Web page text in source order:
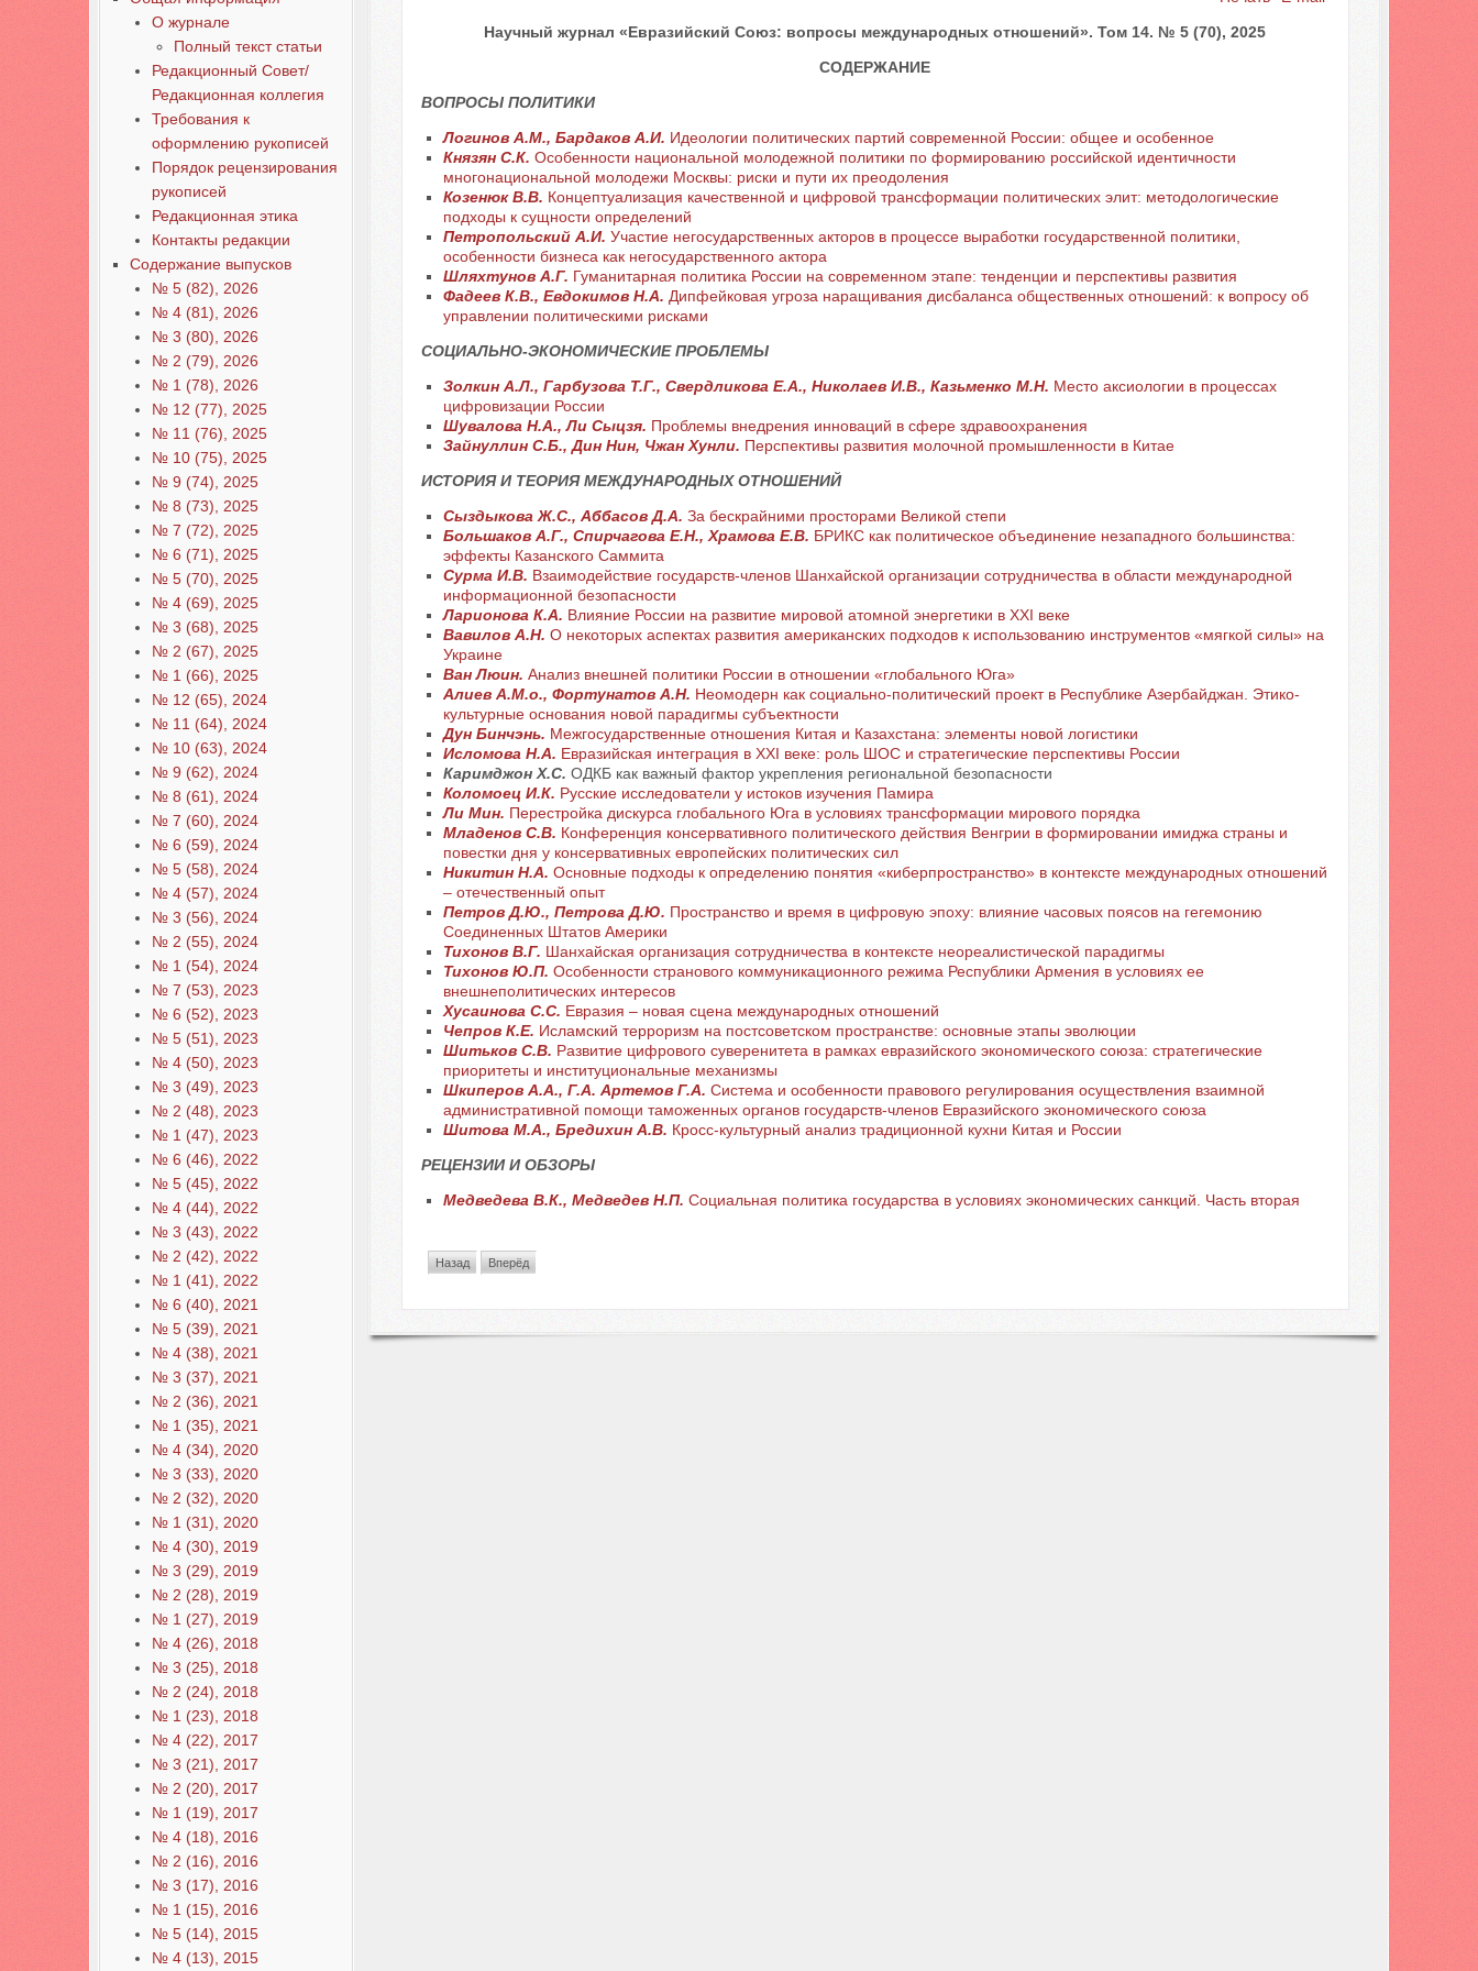
О журнале
Полный текст статьи
Редакционный Совет/
Редакционная коллегия
Требования к
оформлению рукописей
Порядок рецензирования
рукописей
Редакционная этика
Контакты редакции
Содержание выпусков
№ 5 (82), 2026
№ 4 (81), 2026
№ 3 (80), 2026
№ 2 (79), 2026
№ 1 (78), 2026
№ 12 (77), 2025
№ 11 (76), 2025
№ 10 (75), 2025
№ 9 (74), 2025
№ 8 (73), 2025
№ 7 (72), 2025
№ 6 (71), 2025
№ 5 (70), 2025
№ 4 (69), 2025
№ 3 (68), 2025
№ 2 (67), 2025
№ 1 (66), 2025
№ 12 (65), 2024
№ 11 (64), 2024
№ 10 (63), 2024
№ 9 (62), 2024
№ 8 (61), 2024
№ 7 (60), 2024
№ 6 (59), 2024
№ 5 (58), 2024
№ 4 (57), 2024
№ 3 (56), 2024
№ 2 (55), 2024
№ 1 (54), 2024
№ 7 (53), 2023
№ 6 (52), 2023
№ 5 (51), 2023
№ 4 (50), 2023
№ 3 (49), 2023
№ 2 (48), 2023
№ 1 (47), 2023
№ 6 (46), 2022
№ 5 (45), 2022
№ 4 (44), 2022
№ 3 (43), 2022
№ 2 (42), 2022
№ 1 (41), 2022
№ 6 (40), 2021
№ 5 (39), 2021
№ 4 (38), 2021
№ 3 (37), 2021
№ 2 (36), 2021
№ 1 (35), 2021
№ 4 (34), 2020
№ 3 (33), 2020
№ 2 (32), 2020
№ 1 (31), 2020
№ 4 (30), 2019
№ 3 (29), 2019
№ 2 (28), 2019
№ 1 (27), 2019
№ 4 (26), 2018
№ 3 (25), 2018
№ 2 (24), 2018
№ 1 (23), 2018
№ 4 (22), 2017
№ 3 (21), 2017
№ 2 (20), 2017
№ 1 (19), 2017
№ 4 (18), 2016
№ 2 (16), 2016
№ 3 (17), 2016
№ 1 (15), 2016
№ 5 (14), 2015
№ 4 (13), 2015
Научный журнал «Евразийский Союз: вопросы международных отношений». Том 14. № 5 (70), 2025
СОДЕРЖАНИЕ
ВОПРОСЫ ПОЛИТИКИ
Логинов А.М., Бардаков А.И. Идеологии политических партий современной России: общее и особенное
Князян С.К. Особенности национальной молодежной политики по формированию российской идентичности
многонациональной молодежи Москвы: риски и пути их преодоления
Козенюк В.В. Концептуализация качественной и цифровой трансформации политических элит: методологические
подходы к сущности определений
Петропольский А.И. Участие негосударственных акторов в процессе выработки государственной политики,
особенности бизнеса как негосударственного актора
Шляхтунов А.Г. Гуманитарная политика России на современном этапе: тенденции и перспективы развития
Фадеев К.В., Евдокимов Н.А. Дипфейковая угроза наращивания дисбаланса общественных отношений: к вопросу об
управлении политическими рисками
СОЦИАЛЬНО-ЭКОНОМИЧЕСКИЕ ПРОБЛЕМЫ
Золкин А.Л., Гарбузова Т.Г., Свердликова Е.А., Николаев И.В., Казьменко М.Н. Место аксиологии в процессах
цифровизации России
Шувалова Н.А., Ли Сыцзя. Проблемы внедрения инноваций в сфере здравоохранения
Зайнуллин С.Б., Дин Нин, Чжан Хунли. Перспективы развития молочной промышленности в Китае
ИСТОРИЯ И ТЕОРИЯ МЕЖДУНАРОДНЫХ ОТНОШЕНИЙ
Сыздыкова Ж.С., Аббасов Д.А. За бескрайними просторами Великой степи
Большаков А.Г., Спирчагова Е.Н., Храмова Е.В. БРИКС как политическое объединение незападного большинства:
эффекты Казанского Саммита
Сурма И.В. Взаимодействие государств-членов Шанхайской организации сотрудничества в области международной
информационной безопасности
Ларионова К.А. Влияние России на развитие мировой атомной энергетики в XXI веке
Вавилов А.Н. О некоторых аспектах развития американских подходов к использованию инструментов «мягкой силы» на
Украине
Ван Люин. Анализ внешней политики России в отношении «глобального Юга»
Алиев А.М.o., Фортунатов А.Н. Неомодерн как социально-политический проект в Республике Азербайджан. Этико-
культурные основания новой парадигмы субъектности
Дун Бинчэнь. Межгосударственные отношения Китая и Казахстана: элементы новой логистики
Исломова Н.А. Евразийская интеграция в XXI веке: роль ШОС и стратегические перспективы России
Каримджон Х.С. ОДКБ как важный фактор укрепления региональной безопасности
Коломоец И.К. Русские исследователи у истоков изучения Памира
Ли Мин. Перестройка дискурса глобального Юга в условиях трансформации мирового порядка
Младенов С.В. Конференция консервативного политического действия Венгрии в формировании имиджа страны и
повестки дня у консервативных европейских политических сил
Никитин Н.А. Основные подходы к определению понятия «киберпространство» в контексте международных отношений
– отечественный опыт
Петров Д.Ю., Петрова Д.Ю. Пространство и время в цифровую эпоху: влияние часовых поясов на гегемонию
Соединенных Штатов Америки
Тихонов В.Г. Шанхайская организация сотрудничества в контексте неореалистической парадигмы
Тихонов Ю.П. Особенности странового коммуникационного режима Республики Армения в условиях ее
внешнеполитических интересов
Хусаинова С.С. Евразия – новая сцена международных отношений
Чепров К.Е. Исламский терроризм на постсоветском пространстве: основные этапы эволюции
Шитьков С.В. Развитие цифрового суверенитета в рамках евразийского экономического союза: стратегические
приоритеты и институциональные механизмы
Шкиперов А.А., Г.А. Артемов Г.А. Система и особенности правового регулирования осуществления взаимной
административной помощи таможенных органов государств-членов Евразийского экономического союза
Шитова М.А., Бредихин А.В. Кросс-культурный анализ традиционной кухни Китая и России
РЕЦЕНЗИИ И ОБЗОРЫ
Медведева В.К., Медведев Н.П. Социальная политика государства в условиях экономических санкций. Часть вторая
Назад Вперёд